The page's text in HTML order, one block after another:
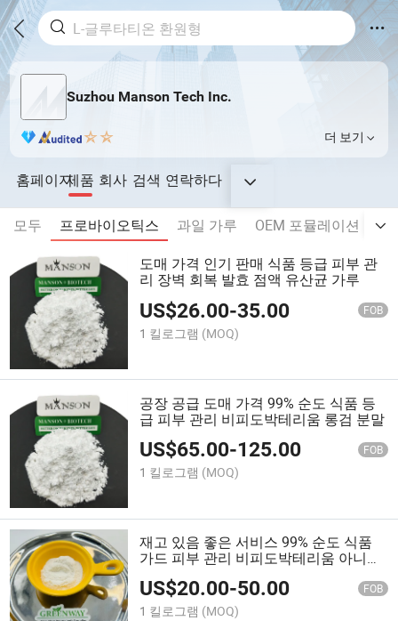
Suzhou Manson Tech Inc.
더 보기
홈페이지제품 회사 검색 연락하다
모두 프로바이오틱스 과일 가루
OEM 포뮬레이션 백/
도매 가격 인기 판매 식품 등급 피부 관
리 장벽 회복 발효 점액 유산균 가루
US$26.00-35.00 FOB
1 킬로그램 (MOQ)
공장 공급 도매 가격 99% 순도 식품 등
급 피부 관리 비피도박테리움 롱검 분말
US$65.00-125.00 FOB
1 킬로그램 (MOQ)
재고 있음 좋은 서비스 99% 순도 식품
가드 피부 관리 비피도박테리움 아니말
리스 서브스. 락티스 파우더
US$20.00-50.00 FOB
1 킬로그램 (MOQ)